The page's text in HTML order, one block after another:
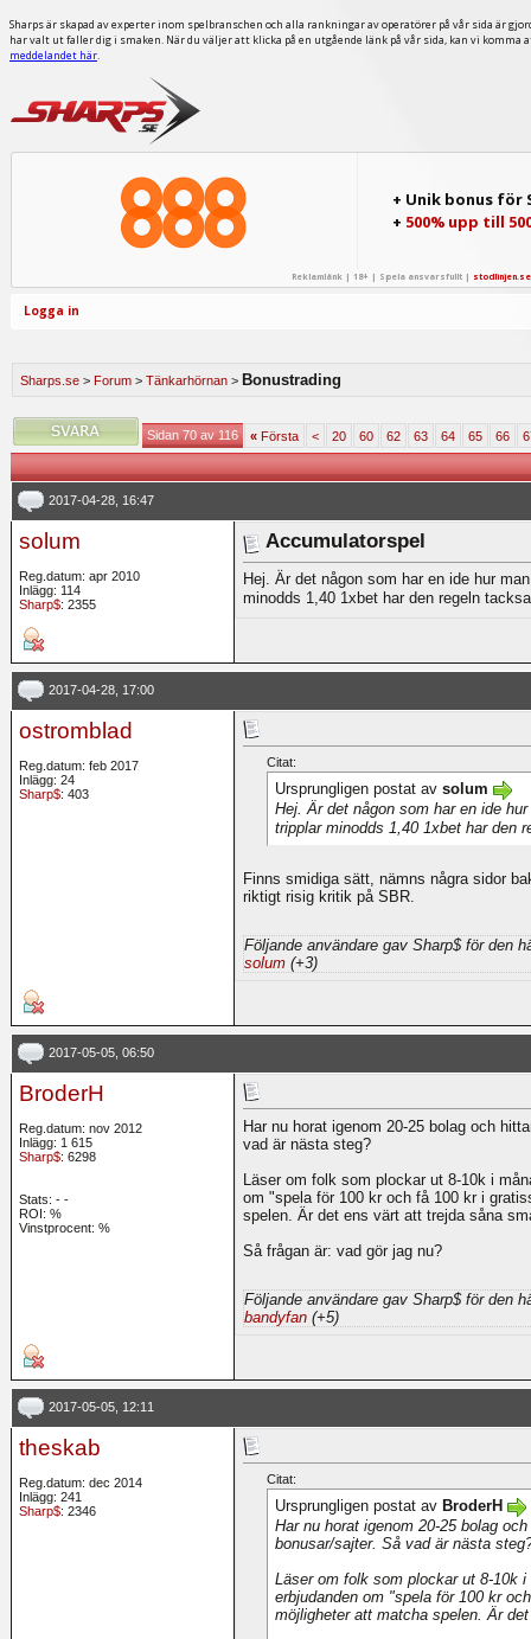
Sharps är skapad av experter inom spelbranschen och alla rankningar av operatörer på vår sida är
har valt ut faller dig i smaken. När du väljer att klicka på en utgående länk på vår sida, kan vi
meddelandet här.
+ Unik bonus för
+ 500% upp till
Reklamlänk | 18+ | Spela ansvarsfullt | stodlinjen.se
Logga in
Sharps.se > Forum > Tänkarhörnan > Bonustrading
Sidan 70 av 116 «Första < 20 60 62 63 64 65 66
2017-04-28, 16:47
solum
Reg.datum: apr 2010
Inlägg: 114
Sharp$: 2355
Accumulatorspel
Hej. Är det någon som har en ide hur
minodds 1,40 1xbet har den regeln
2017-04-28, 17:00
ostromblad
Reg.datum: feb 2017
Inlägg: 24
Sharp$: 403
Citat:
Ursprungligen postat av solum
Hej. Är det någon som har en ide
tripplar minodds 1,40 1xbet har den
Finns smidiga sätt, nämns några sidor
riktigt risig kritik på SBR.
Följande användare gav Sharp$ för den
solum (+3)
2017-05-05, 06:50
BroderH
Reg.datum: nov 2012
Inlägg: 1 615
Sharp$: 6298
Stats: - -
ROI: %
Vinstprocent: %
Har nu horat igenom 20-25 bolag och
vad är nästa steg?
Läser om folk som plockar ut 8-10k i
om "spela för 100 kr och få 100 kr i
spelen. Är det ens värt att trejda såna
Så frågan är: vad gör jag nu?
Följande användare gav Sharp$ för den
bandyfan (+5)
2017-05-05, 12:11
theskab
Reg.datum: dec 2014
Inlägg: 241
Sharp$: 2346
Citat:
Ursprungligen postat av BroderH
Har nu horat igenom 20-25 bolag
bonusar/sajter. Så vad är nästa
Läser om folk som plockar ut 8-10k
erbjudanden om "spela för 100 kr
möjligheter att matcha spelen. Är